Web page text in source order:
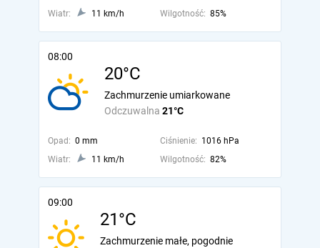
Wiatr: 11 km/h Wilgotność: 85%
08:00
20°C
Odczuwalna 21°C
Zachmurzenie umiarkowane
Opad: 0 mm Ciśnienie: 1016 hPa
Wiatr:
11 km/h Wilgotność: 82%
09:00
21°C
Zachmurzenie małe, pogodnie